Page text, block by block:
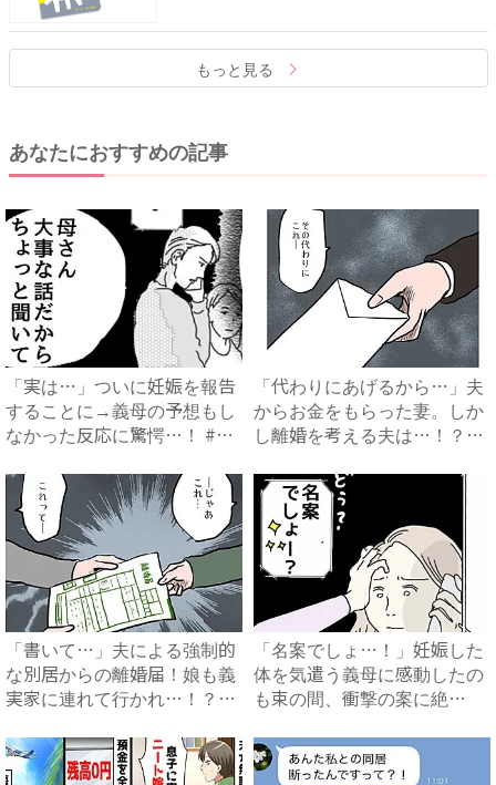
もっと見る
あなたにおすすめの記事
「実は…」ついに妊娠を報告
することに→義母の予想もし
なかった反応に驚愕…！ #
「代わりにあげるから…」夫
からお金をもらった妻。しか
し離婚を考える夫は…！？
「書いて…」夫による強制的
な別居からの離婚届！娘も義
実家に連れて行かれ…！？
「名案でしょ…！」妊娠した
体を気遣う義母に感動したの
も束の間、衝撃の案に絶